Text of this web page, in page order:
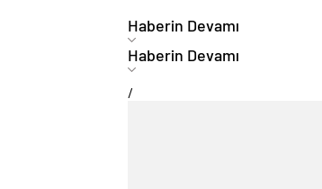
Haberin Devamı
Haberin Devamı
/